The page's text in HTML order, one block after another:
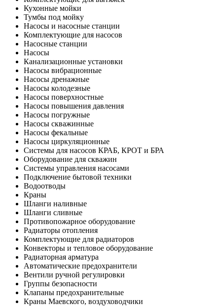
Кухонные мойки
Тумбы под мойку
Насосы и насосные станции
Комплектующие для насосов
Насосные станции
Насосы
Канализационные установки
Насосы вибрационные
Насосы дренажные
Насосы колодезные
Насосы поверхностные
Насосы повышения давления
Насосы погружные
Насосы скважинные
Насосы фекальные
Насосы циркуляционные
Системы для насосов КРАБ, КРОТ и БРА
Оборудование для скважин
Системы управления насосами
Подключение бытовой техники
Водоотводы
Краны
Шланги наливные
Шланги сливные
Противопожарное оборудование
Радиаторы отопления
Комплектующие для радиаторов
Конвекторы и тепловое оборудование
Радиаторная арматура
Автоматические предохранители
Вентили ручной регулировки
Группы безопасности
Клапаны предохранительные
Краны Маевского, воздуховодчики